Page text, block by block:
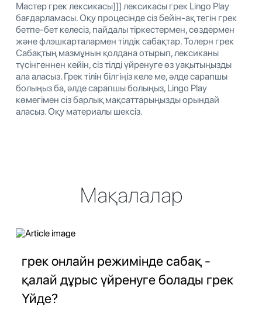
Мастер грек лексикасы]]] лексикасы грек Lingo Play
бағдарламасы. Оқу процесінде сіз бейін-ақ тегін грек
бетпе-бет келесіз, пайдалы тіркестермен, сөздермен
және флэшкарталармен тілдік сабақтар. Толерн грек
Сабақтың мазмұнын қолдана отырып, лексиканы
түсінгеннен кейін, сіз тілді үйренуге өз уақытыңызды
ала аласыз. Грек тілін білгіңіз келе ме, әлде сарапшы
болыңыз ба, әлде сарапшы болыңыз, Lingo Play
көмегімен сіз барлық мақсаттарыңызды орындай
аласыз. Оқу материалы шексіз.
Мақалалар
грек онлайн режимінде сабақ -
қалай дұрыс үйренуге болады грек
Үйде?